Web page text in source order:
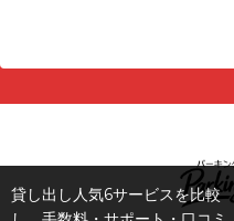
貸し出し人気6サービスを比較